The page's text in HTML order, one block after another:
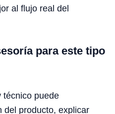
al flujo real del
para este tipo
técnico puede
del producto, explicar